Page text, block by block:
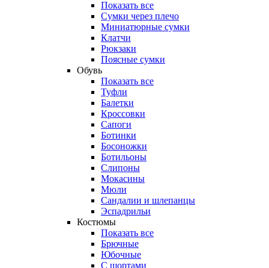
Показать все
Сумки через плечо
Миниатюрные cумки
Клатчи
Рюкзаки
Поясные сумки
Обувь
Показать все
Туфли
Балетки
Кроссовки
Сапоги
Ботинки
Босоножки
Ботильоны
Слипоны
Мокасины
Мюли
Сандалии и шлепанцы
Эспадрильи
Костюмы
Показать все
Брючные
Юбочные
С шортами